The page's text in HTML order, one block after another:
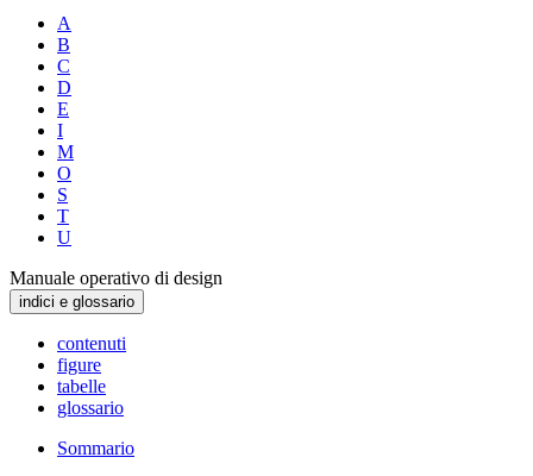
A
B
C
D
E
I
M
O
S
T
U
Manuale operativo di design
indici e glossario
contenuti
figure
tabelle
glossario
Sommario